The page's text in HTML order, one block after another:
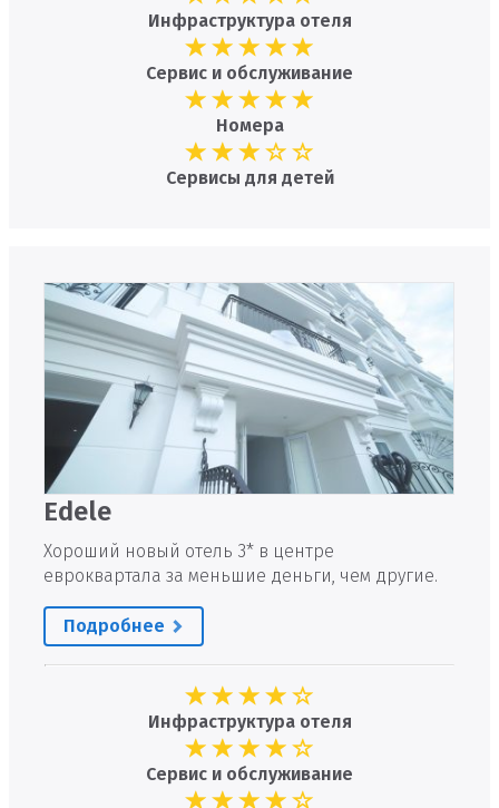
Инфраструктура отеля
Сервис и обслуживание
Номера
Сервисы для детей
Edele
Хороший новый отель 3* в центре
евроквартала за меньшие деньги, чем другие.
Подробнее
Инфраструктура отеля
Сервис и обслуживание